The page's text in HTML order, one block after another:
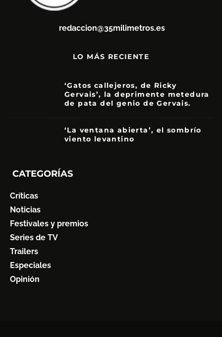
redaccion@35milimetros.es
LO MÁS RECIENTE
‘Gatos callejeros, de Ricky
Gervais’, la deprimente metedura
de pata del genio de Gervais.
‘La ventana abierta’, el sombrío
viento levantino
CATEGORÍAS
Críticas
Noticias
Festivales y premios
Series de TV
Trailers
Especiales
Opinión